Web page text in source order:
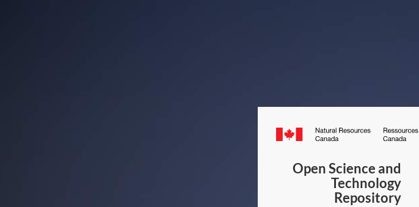
Canada.ca
Open Science and
Technology
Repository